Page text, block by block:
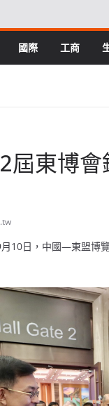
國際 工商
屆東博
10日，中國—東盟博